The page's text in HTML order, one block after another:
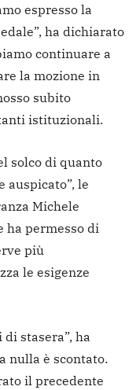
espresso la
ha dichiarato
continuare a
la mozione in
subito
istituzionali.
solco di quanto
auspicato”, le
Michele
ha permesso di
più
le esigenze
stasera”, ha
nulla è scontato.
il precedente